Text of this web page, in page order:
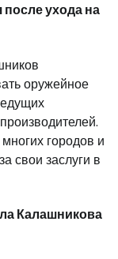
ухода на
оружейное
городов и
свои заслуги в
Калашникова